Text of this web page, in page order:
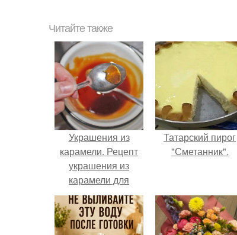
Читайте также
Украшения из
карамели. Рецепт
украшения из
карамели для
тортов и пирожных.
Татарский пирог
"Сметанник".